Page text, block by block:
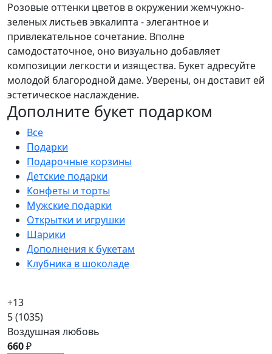
Розовые оттенки цветов в окружении жемчужно-
зеленых листьев эвкалипта - элегантное и
привлекательное сочетание. Вполне
самодостаточное, оно визуально добавляет
композиции легкости и изящества. Букет адресуйте
молодой благородной даме. Уверены, он доставит ей
эстетическое наслаждение.
Дополните букет подарком
Все
Подарки
Подарочные корзины
Детские подарки
Конфеты и торты
Мужские подарки
Открытки и игрушки
Шарики
Дополнения к букетам
Клубника в шоколаде
+13
5(1035)
Воздушная любовь
660₽